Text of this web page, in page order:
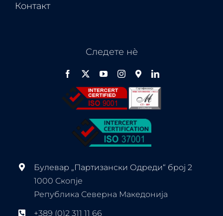
Контакт
Следете нѐ
Булевар „Партизански Одреди“ број 2
1000 Скопје
Република Северна Македонија
+389 (0)2 311 11 66